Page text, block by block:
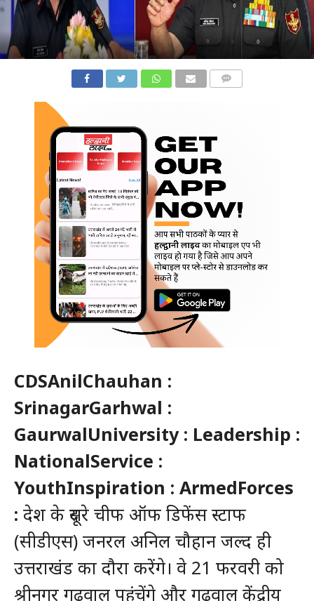
CDSAnilChauhan :
SrinagarGarhwal :
GaurwalUniversity : Leadership :
NationalService :
YouthInspiration : ArmedForces
: देश के दूसरे चीफ ऑफ डिफेंस स्टाफ
(सीडीएस) जनरल अनिल चौहान जल्द ही
उत्तराखंड का दौरा करेंगे। वे 21 फरवरी को
श्रीनगर गढ़वाल पहुंचेंगे और गढ़वाल केंद्रीय